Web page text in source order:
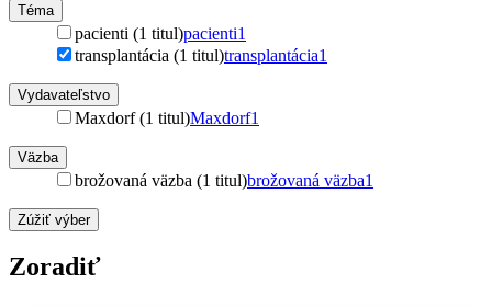
Téma
pacienti (1 titul)pacienti1
transplantácia (1 titul)transplantácia1
Vydavateľstvo
Maxdorf (1 titul)Maxdorf1
Väzba
brožovaná väzba (1 titul)brožovaná väzba1
Zúžiť výber
Zoradiť